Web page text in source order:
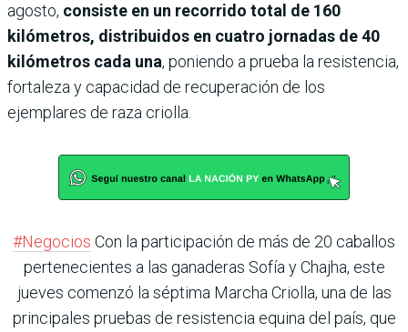
agosto, consiste en un recorrido total de 160
kilómetros, distribuidos en cuatro jornadas de 40
kilómetros cada una, poniendo a prueba la resistencia,
fortaleza y capacidad de recuperación de los
ejemplares de raza criolla.
#Negocios Con la participación de más de 20 caballos
pertenecientes a las ganaderas Sofía y Chajha, este
jueves comenzó la séptima Marcha Criolla, una de las
principales pruebas de resistencia equina del país, que